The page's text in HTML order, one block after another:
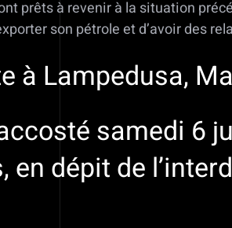
prêts à revenir à la situation
son pétrole et d’avoir des
à Lampedusa,
samedi 6
dépit de